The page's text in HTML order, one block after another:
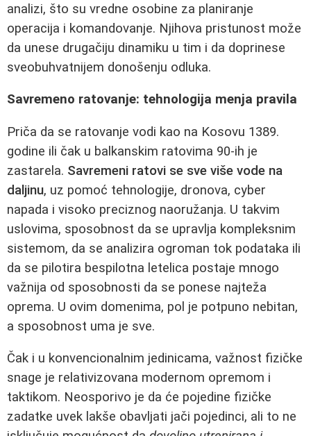
analizi, što su vredne osobine za planiranje
operacija i komandovanje. Njihova pristunost može
da unese drugačiju dinamiku u tim i da doprinese
sveobuhvatnijem donošenju odluka.
Savremeno ratovanje: tehnologija menja pravila
Priča da se ratovanje vodi kao na Kosovu 1389.
godine ili čak u balkanskim ratovima 90-ih je
zastarela. Savremeni ratovi se sve više vode na
daljinu, uz pomoć tehnologije, dronova, cyber
napada i visoko preciznog naoružanja. U takvim
uslovima, sposobnost da se upravlja kompleksnim
sistemom, da se analizira ogroman tok podataka ili
da se pilotira bespilotna letelica postaje mnogo
važnija od sposobnosti da se ponese najteža
oprema. U ovim domenima, pol je potpuno nebitan,
a sposobnost uma je sve.
Čak i u konvencionalnim jedinicama, važnost fizičke
snage je relativizovana modernom opremom i
taktikom. Neosporivo je da će pojedine fizičke
zadatke uvek lakše obavljati jači pojedinci, ali to ne